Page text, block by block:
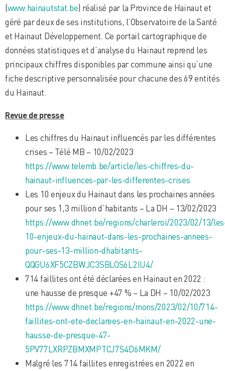
(www.hainautstat.be) réalisé par la Province de Hainaut et
géré par deux de ses institutions, l’Observatoire de la Santé
et Hainaut Développement. Ce portail cartographique de
données statistiques et d’analyse du Hainaut reprend les
principaux chiffres disponibles par commune ainsi qu’une
fiche descriptive personnalisée pour chacune des 69 entités
du Hainaut.
Revue de presse
Les chiffres du Hainaut influencés par les différentes
crises – Télé MB – 10/02/2023
https://www.telemb.be/article/les-chiffres-du-
hainaut-influences-par-les-differentes-crises
Les 10 enjeux du Hainaut dans les prochaines années
pour ses 1,3 million d’habitants – La DH – 13/02/2023
https://www.dhnet.be/regions/charleroi/2023/02/13/
10-enjeux-du-hainaut-dans-les-prochaines-annees-
pour-ses-13-million-dhabitants-
QQGU6XF5CZBWJC3SBLOS6L2IU4/
714 faillites ont été déclarées en Hainaut en 2022 :
une hausse de presque +47 % – La DH – 10/02/2023
https://www.dhnet.be/regions/mons/2023/02/10/714-
faillites-ont-ete-declarees-en-hainaut-en-2022-une-
hausse-de-presque-47-
5PV77LXRPZBMXMPTCJ7S4D6MKM/
Malgré les 714 faillites enregistrées en 2022 en